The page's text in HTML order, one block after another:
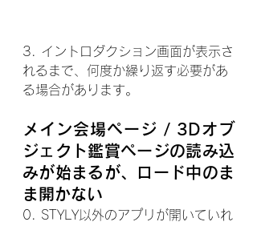
3. イントロダクション画面が表示さ
れるまで、何度か繰り返す必要があ
る場合があります。
メイン会場ページ / 3Dオブ
ジェクト鑑賞ページの読み込
みが始まるが、ロード中のま
ま開かない
0. STYLY以外のアプリが開いていれ